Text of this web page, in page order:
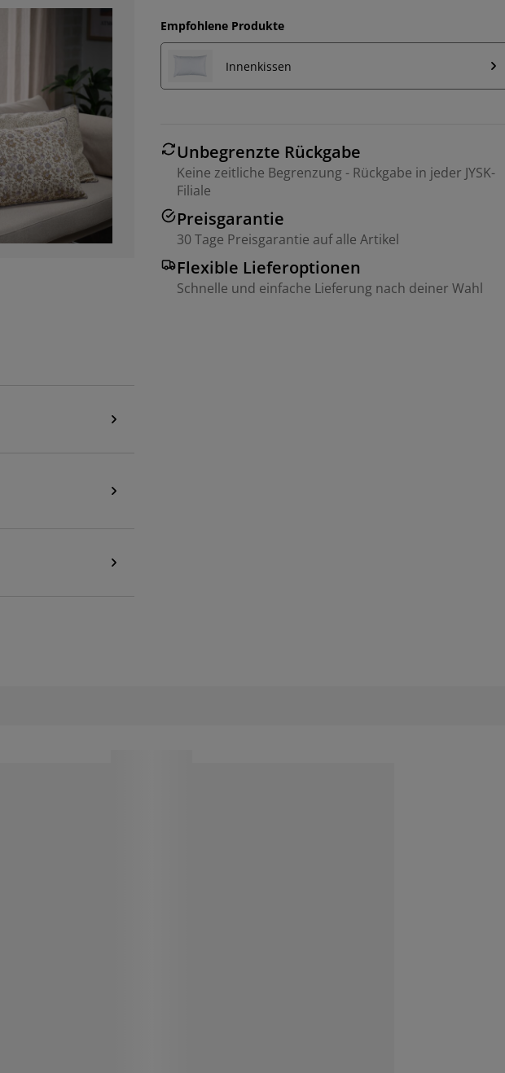
Empfohlene Produkte
Innenkissen
Unbegrenzte Rückgabe
Keine zeitliche Begrenzung - Rückgabe in jeder JYSK-
Filiale
Preisgarantie
30 Tage Preisgarantie auf alle Artikel
Flexible Lieferoptionen
Schnelle und einfache Lieferung nach deiner Wahl